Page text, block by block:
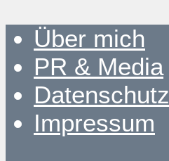
Über mich
PR & Media
Datenschutz
Impressum